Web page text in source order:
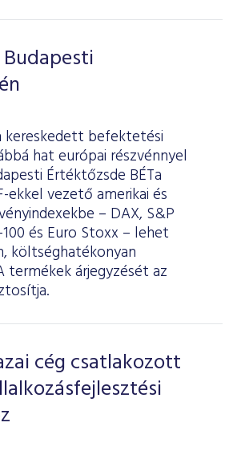
Budapesti
befektetési
hat európai részvénnyel
Értéktőzsde BÉTa
ekkel vezető amerikai és
– DAX, S&P
és Euro Stoxx – lehet
költséghatékonyan
termékek árjegyzését az
cég csatlakozott